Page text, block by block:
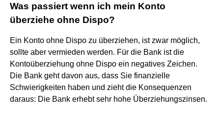
Was passiert wenn ich mein Konto
überziehe ohne Dispo?
Ein Konto ohne Dispo zu überziehen, ist zwar möglich,
sollte aber vermieden werden. Für die Bank ist die
Kontoüberziehung ohne Dispo ein negatives Zeichen.
Die Bank geht davon aus, dass Sie finanzielle
Schwierigkeiten haben und zieht die Konsequenzen
daraus: Die Bank erhebt sehr hohe Überziehungszinsen.